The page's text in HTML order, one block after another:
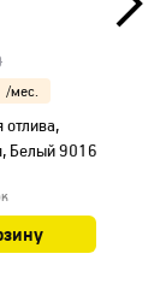
/мес.
отлива,
Белый 9016